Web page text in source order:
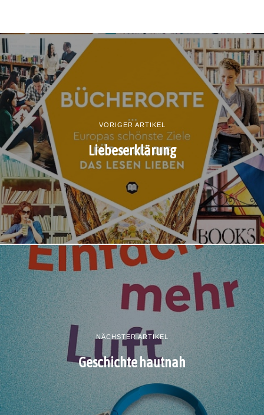
VORIGER ARTIKEL
Liebeserklärung
NÄCHSTER ARTIKEL
Geschichte hautnah